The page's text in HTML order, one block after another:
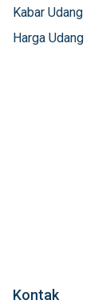
Kabar Udang
Harga Udang
Kontak